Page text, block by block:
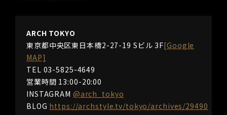
ARCH TOKYO
東京都中央区東日本橋2-27-19 Sビル 3F[Google
MAP]
TEL 03-5825-4649
営業時間 13:00-20:00
INSTAGRAM @arch_tokyo
BLOG https://archstyle.tv/tokyo/archives/29490